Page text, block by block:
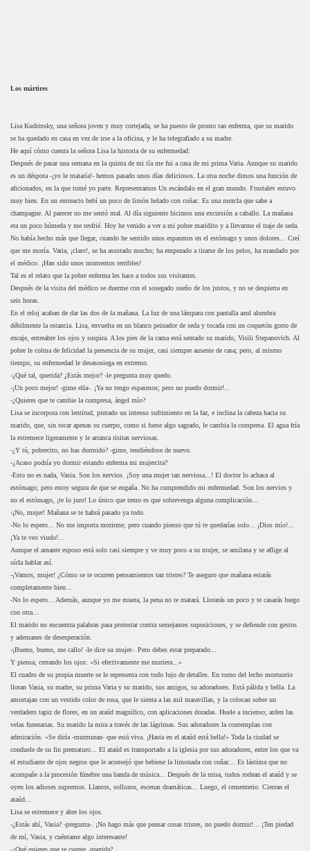
Los mártires
Lisa Kudrinsky, una señora joven y muy cortejada, se ha puesto de pronto tan enferma, que su marido
se ha quedado en casa en vez de irse a la oficina, y le ha telegrafiado a su madre.
He aquí cómo cuenta la señora Lisa la historia de su enfermedad:
Después de pasar una semana en la quinta de mi tía me fui a casa de mi prima Varia. Aunque su marido
es un déspota -¡yo le mataría!- hemos pasado unos días deliciosos. La otra noche dimos una función de
aficionados, en la que tomé yo parte. Representamos Un escándalo en el gran mundo. Frustalev estuvo
muy bien. En un entreacto bebí un poco de limón helado con coñac. Es una mezcla que sabe a
champagne. Al parecer no me sentó mal. Al día siguiente hicimos una excursión a caballo. La mañana
era un poco húmeda y me resfrié. Hoy he venido a ver a mi pobre maridito y a llevarme el traje de seda.
No había hecho más que llegar, cuando he sentido unos espasmos en el estómago y unos dolores... Creí
que me moría. Varia, ¡claro!, se ha asustado mucho; ha empezado a tirarse de los pelos, ha mandado por
el médico. ¡Han sido unos momentos terribles!
Tal es el relato que la pobre enferma les hace a todos sus visitantes.
Después de la visita del médico se duerme con el sosegado sueño de los justos, y no se despierta en
seis horas.
En el reloj acaban de dar las dos de la mañana. La luz de una lámpara con pantalla azul alumbra
débilmente la estancia. Lisa, envuelta en un blanco peinador de seda y tocada con un coquetón gorro de
encaje, entreabre los ojos y suspira. A los pies de la cama está sentado su marido, Visili Stepanovich. Al
pobre le colma de felicidad la presencia de su mujer, casi siempre ausente de casa; pero, al mismo
tiempo, su enfermedad le desasosiega en extremo.
-¿Qué tal, querida? ¿Estás mejor? -le pregunta muy quedo.
-¡Un poco mejor! -gime ella-. ¡Ya no tengo espasmos; pero no puedo dormir!...
-¿Quieres que te cambie la compresa, ángel mío?
Lisa se incorpora con lentitud, pintado un intenso sufrimiento en la faz, e inclina la cabeza hacia su
marido, que, sin tocar apenas su cuerpo, como si fuese algo sagrado, le cambia la compresa. El agua fría
la estremece ligeramente y le arranca risitas nerviosas.
-¿Y tú, pobrecito, no has dormido? -gime, tendiéndose de nuevo.
-¿Acaso podría yo dormir estando enferma mi mujercita?
-Esto no es nada, Vasia. Son los nervios. ¡Soy una mujer tan nerviosa...! El doctor lo achaca al
estómago; pero estoy segura de que se engaña. No ha comprendido mi enfermedad. Son los nervios y
no el estómago, ¡te lo juro! Lo único que temo es que sobrevenga alguna complicación...
-¡No, mujer! Mañana se te habrá pasado ya todo.
-No lo espero... No me importa morirme; pero cuando pienso que tú te quedarías solo... ¡Dios mío!...
¡Ya te veo viudo!...
Aunque el amante esposo está solo casi siempre y ve muy poco a su mujer, se amilana y se aflige al
oírla hablar así.
-¡Vamos, mujer! ¿Cómo se te ocurren pensamientos tan tristes? Te aseguro que mañana estarás
completamente bien...
-No lo espero... Además, aunque yo me muera, la pena no te matará. Llorarás un poco y te casarás luego
con otra...
El marido no encuentra palabras para protestar contra semejantes suposiciones, y se defiende con gestos
y ademanes de desesperación.
-¡Bueno, bueno, me callo! -le dice su mujer-. Pero debes estar preparado...
Y piensa, cerrando los ojos: «Si efectivamente me muriera...»
El cuadro de su propia muerte se le representa con todo lujo de detalles. En torno del lecho mortuorio
lloran Vasia, su madre, su prima Varia y su marido, sus amigos, su adoradores. Está pálida y bella. La
amortajan con un vestido color de rosa, que le sienta a las mil maravillas, y la colocan sobre un
verdadero tapiz de flores, en un ataúd magnífico, con aplicaciones doradas. Huele a incienso; arden las
velas funerarias. Su marido la mira a través de las lágrimas. Sus adoradores la contemplan con
admiración. «Se diría -murmuran- que está viva. ¡Hasta en el ataúd está bella!» Toda la ciudad se
conduele de su fin prematuro... El ataúd es transportado a la iglesia por sus adoradores, entre los que va
el estudiante de ojos negros que le aconsejó que bebiese la limonada con coñac... Es lástima que no
acompañe a la procesión fúnebre una banda de música... Después de la misa, todos rodean el ataúd y se
oyen los adioses supremos. Llantos, sollozos, escenas dramáticas... Luego, el cementerio. Cierran el
ataúd...
Lisa se estremece y abre los ojos.
-¿Estás ahí, Vasia? -pregunta-. ¡No hago más que pensar cosas tristes, no puedo dormir!... ¡Ten piedad
de mí, Vasia, y cuéntame algo interesante!
-¿Qué quieres que te cuente, querida?